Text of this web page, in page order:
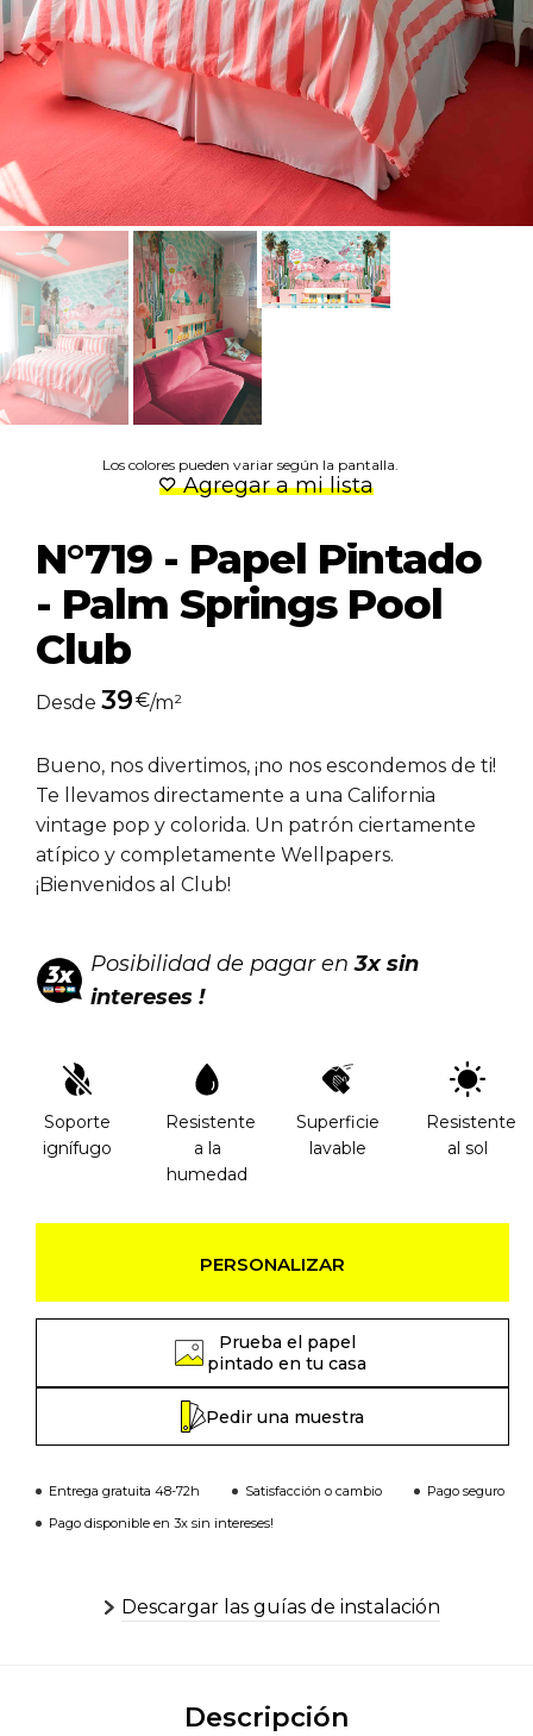
Los colores pueden variar según la pantalla.
Agregar a mi lista
N°719 - Papel Pintado
- Palm Springs Pool
Club
Desde 39€/m²
Bueno, nos divertimos, ¡no nos escondemos de ti!
Te llevamos directamente a una California
vintage pop y colorida. Un patrón ciertamente
atípico y completamente Wellpapers.
¡Bienvenidos al Club!
Posibilidad de pagar en3x sin
intereses !
Soporte
ignífugo
Resistente
a la
humedad
Superficie
lavable
Resistente
al sol
PERSONALIZAR
Prueba el papel
pintado en tu casa
Pedir una muestra
Entrega gratuita 48-72h Satisfacción o cambio
Pago seguro
Pago disponible en 3x sin intereses!
Descargar las guías de instalación
Descripción